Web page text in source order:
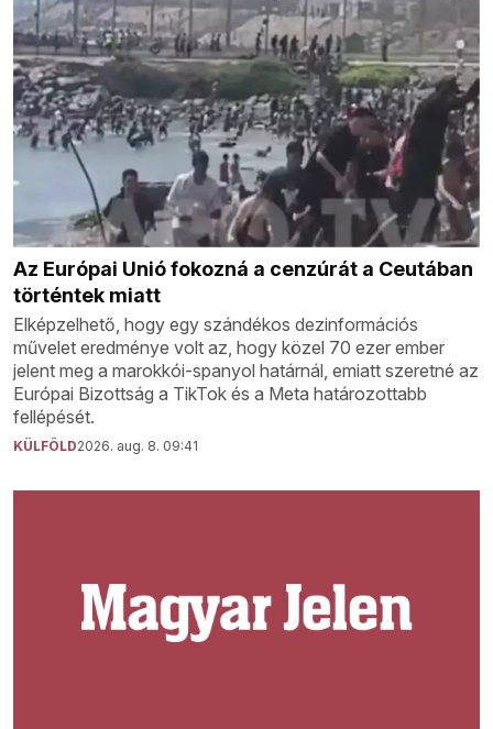
Az Európai Unió fokozná a cenzúrát a Ceutában
történtek miatt
Elképzelhető, hogy egy szándékos dezinformációs
művelet eredménye volt az, hogy közel 70 ezer ember
jelent meg a marokkói-spanyol határnál, emiatt szeretné az
Európai Bizottság a TikTok és a Meta határozottabb
fellépését.
KÜLFÖLD2026. aug. 8. 09:41